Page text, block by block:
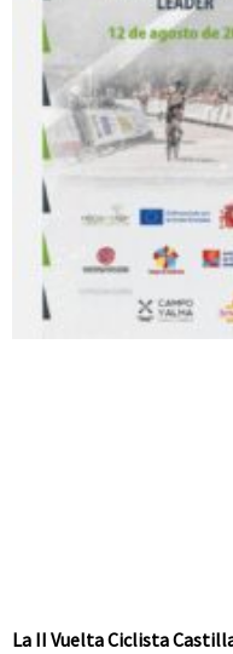
La II Vuelta Ciclista